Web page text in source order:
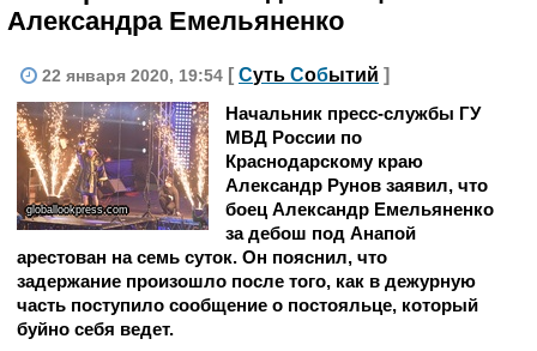
Александра Емельяненко
22 января 2020, 19:54 [ Суть Событий ]
globallookpress.com
Начальник пресс-службы ГУ
МВД России по
Краснодарскому краю
Александр Рунов заявил, что
боец Александр Емельяненко
за дебош под Анапой
арестован на семь суток. Он пояснил, что
задержание произошло после того, как в дежурную
часть поступило сообщение о постояльце, который
буйно себя ведет.